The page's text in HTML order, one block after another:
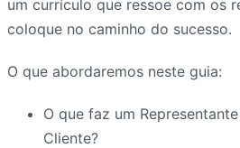
um currículo que ressoe com os
coloque no caminho do sucesso.
O que abordaremos neste guia:
O que faz um
Cliente?